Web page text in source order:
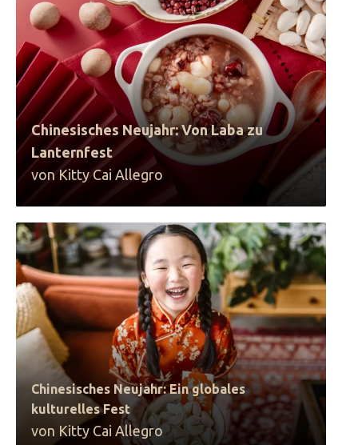
Chinesisches Neujahr: Von Laba zu
Lanternfest
von Kitty Cai Allegro
Chinesisches Neujahr: Ein globales
kulturelles Fest
von Kitty Cai Allegro